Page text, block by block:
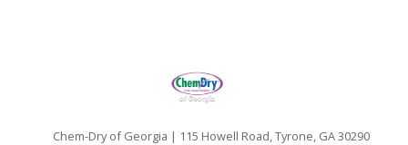
Chem-Dry of Georgia | 115 Howell Road, Tyrone, GA 30290